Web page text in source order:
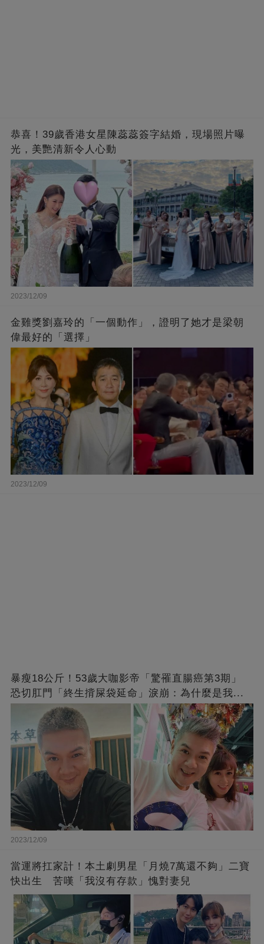
恭喜！39歲香港女星陳蕊蕊簽字結婚，現場照片曝
光，美艷清新令人心動
2023/12/09
金雞獎劉嘉玲的「一個動作」，證明了她才是梁朝
偉最好的「選擇」
2023/12/09
暴瘦18公斤！53歲大咖影帝「驚罹直腸癌第3期」
恐切肛門「終生揹屎袋延命」淚崩：為什麼是我...
2023/12/09
當運將扛家計！本土劇男星「月燒7萬還不夠」二寶
快出生 苦嘆「我沒有存款」愧對妻兒